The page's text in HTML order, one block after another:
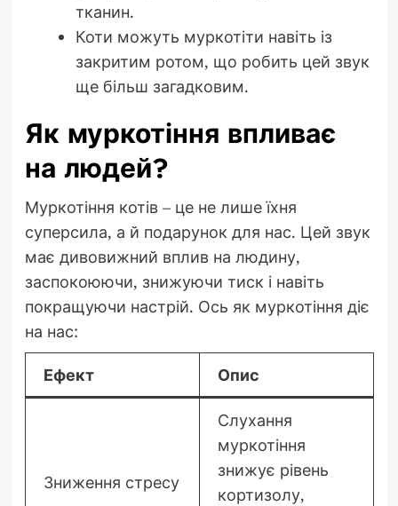
тканин.
Коти можуть муркотіти навіть із
закритим ротом, що робить цей звук
ще більш загадковим.
Як муркотіння впливає
на людей?
Муркотіння котів – це не лише їхня
суперсила, а й подарунок для нас. Цей звук
має дивовижний вплив на людину,
заспокоюючи, знижуючи тиск і навіть
покращуючи настрій. Ось як муркотіння діє
на нас:
Ефект Опис
Зниження стресу
Слухання
муркотіння
знижує рівень
кортизолу,